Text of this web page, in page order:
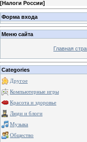
[Налоги России]
Форма входа
Меню сайта
Главная
Categories
Другое
Компьютерные игры
Красота и здоровье
Люди и блоги
Музыка
Общество